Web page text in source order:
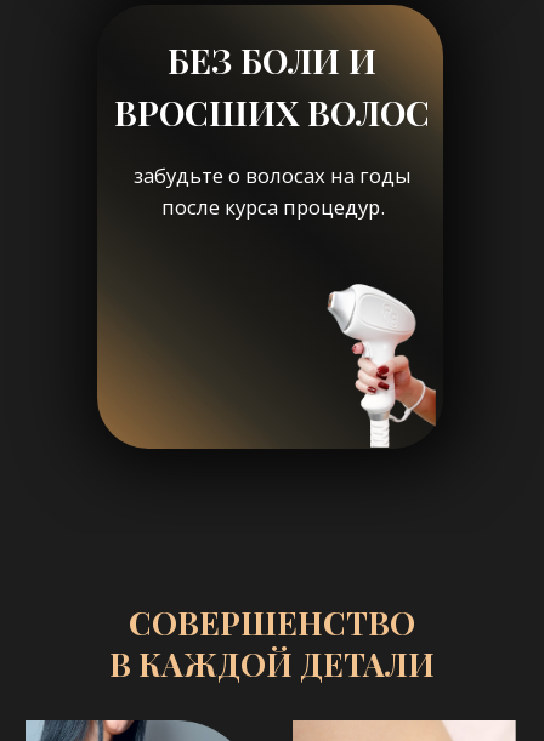
ЗАПИШИТЕСЬ
НА БЕСПЛАТНУЮ
состояния ваших волос и кожи, чтобы
Записаться на консультацию